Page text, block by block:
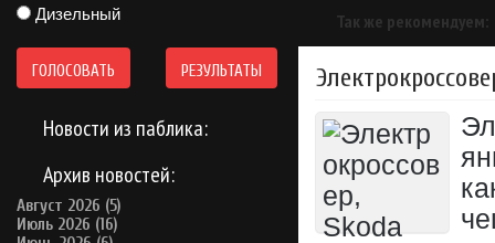
Дизельный
ГОЛОСОВАТЬ РЕЗУЛЬТАТЫ
Новости из паблика:
Архив новостей:
Август 2026 (5)
Июль 2026 (16)
Так же рекомендуем: